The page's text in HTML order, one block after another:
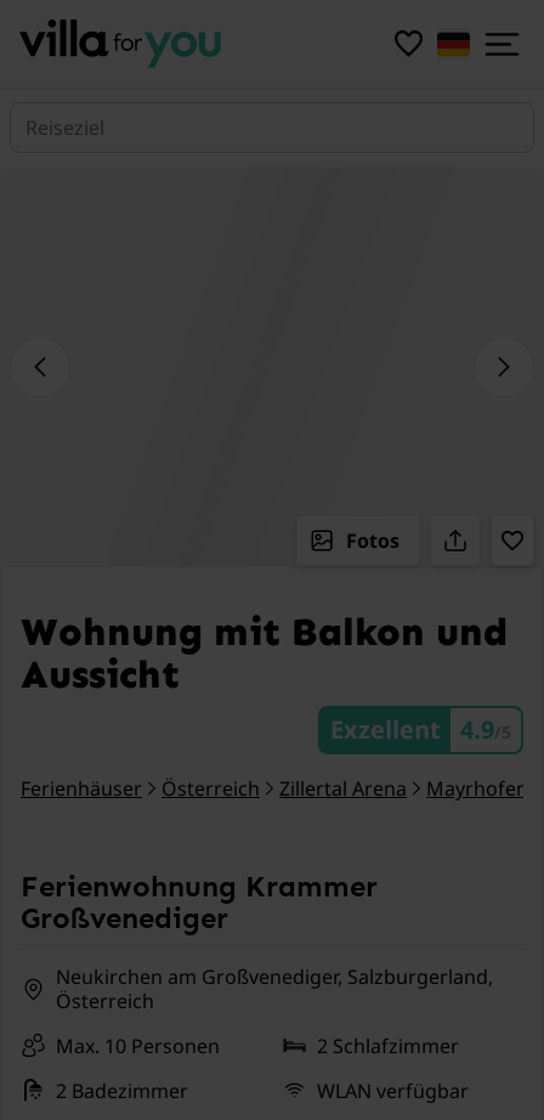
Reiseziel
Fotos
Wohnung mit Balkon und
Aussicht
Exzellent 4.9/5
Ferienhäuser Österreich Zillertal Arena Mayrhofen
Ferienwohnung Krammer
Großvenediger
Neukirchen am Großvenediger, Salzburgerland,
Österreich
Max. 10 Personen
2 Schlafzimmer
2 Badezimmer
WLAN verfügbar